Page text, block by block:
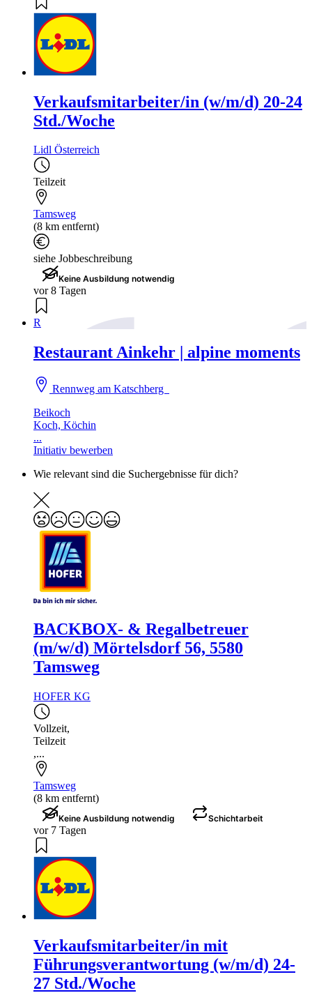
Verkaufsmitarbeiter/in (w/m/d) 20-24
Std./Woche
Lidl Österreich
Teilzeit
Tamsweg
(8 km entfernt)
siehe Jobbeschreibung
Keine Ausbildung notwendig
vor 8 Tagen
R
Restaurant Ainkehr | alpine moments
Rennweg am Katschberg
Beikoch
Koch, Köchin
...
Initiativ bewerben
Wie relevant sind die Suchergebnisse für dich?
BACKBOX- & Regalbetreuer
(m/w/d) Mörtelsdorf 56, 5580
Tamsweg
HOFER KG
Vollzeit,
Teilzeit
,...
Tamsweg
(8 km entfernt)
Keine Ausbildung notwendig Schichtarbeit
vor 7 Tagen
Verkaufsmitarbeiter/in mit
Führungsverantwortung (w/m/d) 24-
27 Std./Woche